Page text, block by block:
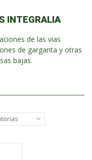
INTEGRALIA
de las vias
de garganta y otras
bajas.